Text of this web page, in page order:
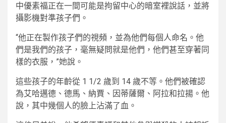
中優素福正在一間可能是拘留中心的暗室裡說話，並將
攝影機對準孩子們。
“他正在製作孩子們的視頻，並為他們每個人命名。他
們是我們的孩子，毫無疑問就是他們，他們甚至穿著同
樣的衣服，”她說。
這些孩子的年齡從 1 1/2 歲到 14 歲不等。他們被確認
為艾哈邁德、德馬、納賈、因蒂薩爾、阿拉和拉揚。他
說，其中幾個人的臉上沾滿了血。